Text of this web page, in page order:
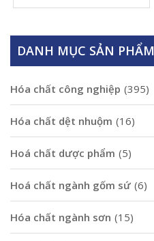
DANH MỤC SẢN PHẨM
Hóa chất công nghiệp (395)
Hóa chất dệt nhuộm (16)
Hoá chất dược phẩm (5)
Hoá chất ngành gốm sứ (6)
Hóa chất ngành sơn (15)